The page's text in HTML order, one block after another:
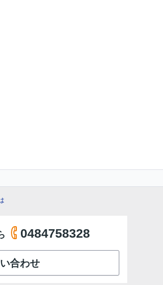
0484758328
合わせ